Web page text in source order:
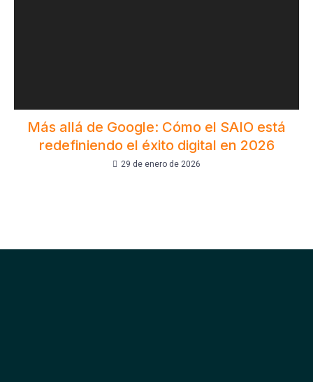
Más allá de Google: Cómo el SAIO está
redefiniendo el éxito digital en 2026
29 de enero de 2026